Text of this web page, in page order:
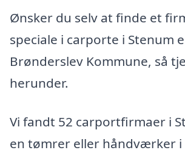
Ønsker du selv at finde et
speciale i carporte i Stenum
Brønderslev Kommune, så
herunder.
Vi fandt 52 carportfirmaer i
en tømrer eller håndværker i